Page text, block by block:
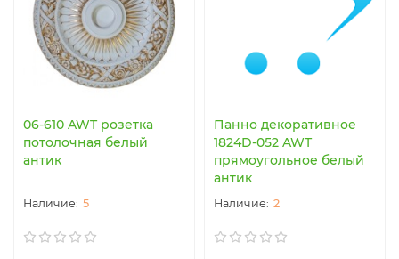
06-610 AWT розетка
потолочная белый
антик
5
Панно декоративное
1824D-052 AWT
прямоугольное белый
антик
2